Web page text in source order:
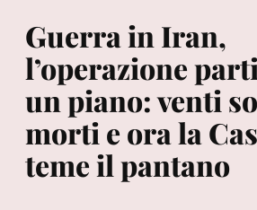
Guerra in Iran,
l’operazione
un piano: venti
morti e ora la
teme il pantano